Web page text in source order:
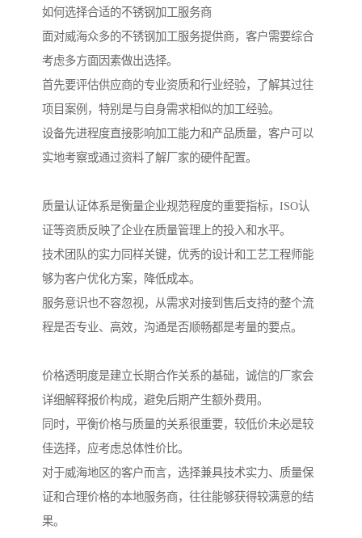
如何选择合适的不锈钢加工服务商
面对威海众多的不锈钢加工服务提供商，客户需要综合
考虑多方面因素做出选择。
首先要评估供应商的专业资质和行业经验，了解其过往
项目案例，特别是与自身需求相似的加工经验。
设备先进程度直接影响加工能力和产品质量，客户可以
实地考察或通过资料了解厂家的硬件配置。
质量认证体系是衡量企业规范程度的重要指标，ISO认
证等资质反映了企业在质量管理上的投入和水平。
技术团队的实力同样关键，优秀的设计和工艺工程师能
够为客户优化方案，降低成本。
服务意识也不容忽视，从需求对接到售后支持的整个流
程是否专业、高效，沟通是否顺畅都是考量的要点。
价格透明度是建立长期合作关系的基础，诚信的厂家会
详细解释报价构成，避免后期产生额外费用。
同时，平衡价格与质量的关系很重要，较低价未必是较
佳选择，应考虑总体性价比。
对于威海地区的客户而言，选择兼具技术实力、质量保
证和合理价格的本地服务商，往往能够获得较满意的结
果。